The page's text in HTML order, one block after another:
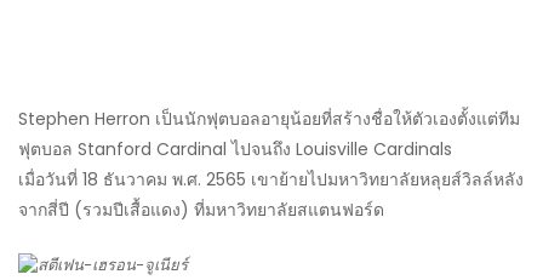
Stephen Herron เป็นนักฟุตบอลอายุน้อยที่สร้างชื่อให้ตัวเองตั้งแต่ทีม
ฟุตบอล Stanford Cardinal ไปจนถึง Louisville Cardinals
เมื่อวันที่ 18 ธันวาคม พ.ศ. 2565 เขาย้ายไปมหาวิทยาลัยหลุยส์วิลล์หลัง
จากสี่ปี (รวมปีเสื้อแดง) ที่มหาวิทยาลัยสแตนฟอร์ด